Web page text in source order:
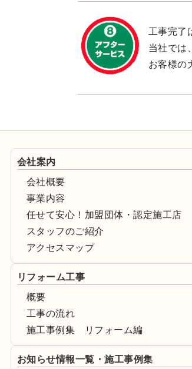
工事完了
当社では
お客様の
会社案内
会社概要
事業内容
任せて安心！加盟団体・認定施工店
スタッフのご紹介
アクセスマップ
リフォーム工事
概要
工事の流れ
施工事例集 リフォーム編
お知らせ情報一覧・施工事例集